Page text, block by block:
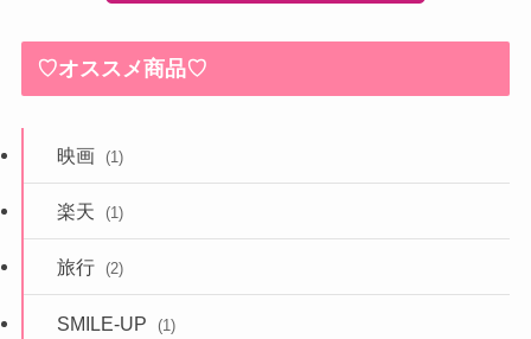
♡オススメ商品♡
映画 (1)
楽天 (1)
旅行 (2)
SMILE-UP (1)